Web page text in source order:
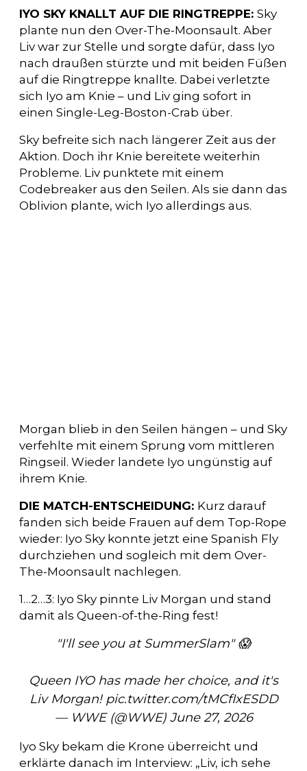
IYO SKY KNALLT AUF DIE RINGTREPPE: Sky
plante nun den Over-The-Moonsault. Aber
Liv war zur Stelle und sorgte dafür, dass Iyo
nach draußen stürzte und mit beiden Füßen
auf die Ringtreppe knallte. Dabei verletzte
sich Iyo am Knie – und Liv ging sofort in
einen Single-Leg-Boston-Crab über.
Sky befreite sich nach längerer Zeit aus der
Aktion. Doch ihr Knie bereitete weiterhin
Probleme. Liv punktete mit einem
Codebreaker aus den Seilen. Als sie dann das
Oblivion plante, wich Iyo allerdings aus.
Morgan blieb in den Seilen hängen – und Sky
verfehlte mit einem Sprung vom mittleren
Ringseil. Wieder landete Iyo ungünstig auf
ihrem Knie.
DIE MATCH-ENTSCHEIDUNG: Kurz darauf
fanden sich beide Frauen auf dem Top-Rope
wieder: Iyo Sky konnte jetzt eine Spanish Fly
durchziehen und sogleich mit dem Over-
The-Moonsault nachlegen.
1…2…3: Iyo Sky pinnte Liv Morgan und stand
damit als Queen-of-the-Ring fest!
"I'll see you at SummerSlam" 😱
Queen IYO has made her choice, and it's
Liv Morgan!pic.twitter.com/tMCfIxESDD
— WWE (@WWE) June 27, 2026
Iyo Sky bekam die Krone überreicht und
erklärte danach im Interview: „Liv, ich sehe